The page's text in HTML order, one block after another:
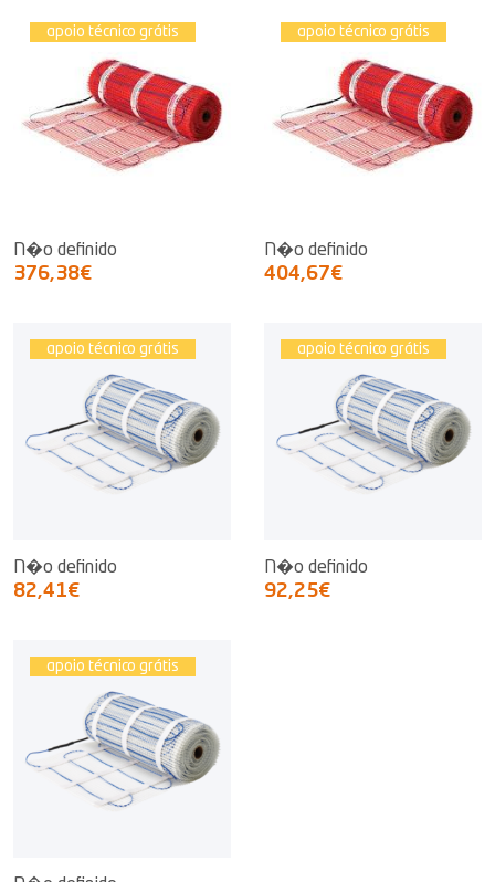
apoio técnico grátis
N�o definido
376,38€
apoio técnico grátis
N�o definido
404,67€
apoio técnico grátis
N�o definido
82,41€
apoio técnico grátis
N�o definido
92,25€
apoio técnico grátis